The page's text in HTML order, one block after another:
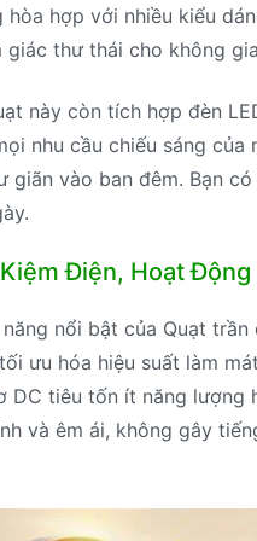
hòa hợp với nhiều kiểu
giác thư thái cho không
này còn tích hợp đèn
nhu cầu chiếu sáng
giãn vào ban đêm. Bạn
Điện, Hoạt Động
nổi bật của Quạt trần
ưu hóa hiệu suất làm
DC tiêu tốn ít năng lượng
và êm ái, không gây